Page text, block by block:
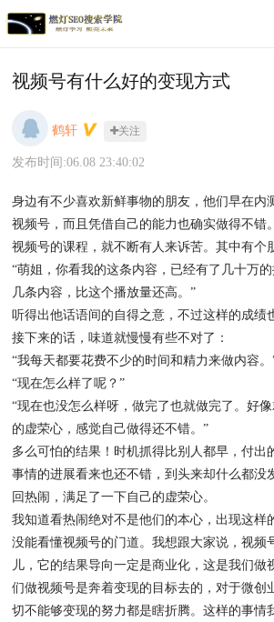
视频号有什么好的变现方式
鹤轩 关注
发布时间:06.08 23:40:02
身边有不少喜欢新鲜事物的朋友，他们早在内
视频号，而且凭借自己的能力也确实做得不错
视频号的课程，就不断有人来诉苦。其中有个
“萌姐，你看我的这条内容，已经有了几十万
几条内容，比这个播放量还高。”
听得出他话语间的自得之意，不过这样的成绩
接下来的话，味道就慢慢有些不对了：
“我每天都要花费不少的时间和精力来做内容。
“现在怎么样了呢？”
“现在也没怎么样呀，做完了也就做完了。好
的虚荣心，感觉自己做得还不错。”
多么可怕的结果！时机抓得比别人都早，付出
事情的进展看来也还不错，到头来却什么都没
回热闹，满足了一下自己的虚荣心。
我知道看热闹绝对不是他们的本心，出现这样
没能看懂视频号的门道。我想跟大家说，视频
儿，它的结果导向一定是商业化，这是我们做
们做视频号是奔着变现的目标去的，对于微创
切不能够变现的努力都是瞎折腾。这样的事情